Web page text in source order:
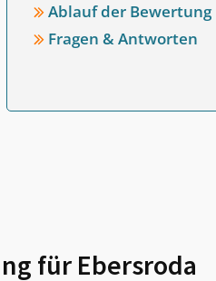
Ablauf der Bewertung
Fragen & Antworten
für Ebersroda